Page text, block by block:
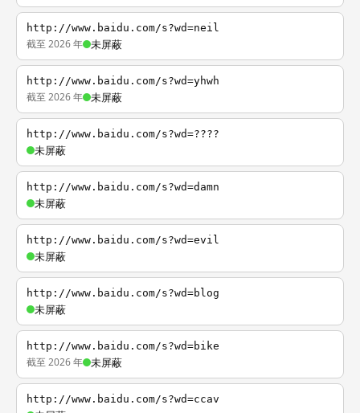
http://www.baidu.com/s?wd=neil
截至 2026 年 未屏蔽
http://www.baidu.com/s?wd=yhwh
截至 2026 年 未屏蔽
http://www.baidu.com/s?wd=????
未屏蔽
http://www.baidu.com/s?wd=damn
未屏蔽
http://www.baidu.com/s?wd=evil
未屏蔽
http://www.baidu.com/s?wd=blog
未屏蔽
http://www.baidu.com/s?wd=bike
截至 2026 年 未屏蔽
http://www.baidu.com/s?wd=ccav